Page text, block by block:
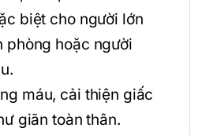
biệt cho người lớn
phòng hoặc người
máu, cải thiện giấc
giãn toàn thân.